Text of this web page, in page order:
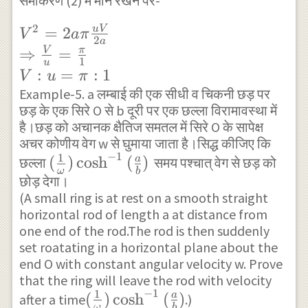
}\alpha
\Rightarrow
k=\frac {
uV }{ 2a }
{ V }^{ 2
}=2a\pi
\frac { uV }
{ 2a } \\
\Rightarrow
\frac { V }{
u } =\frac {
\pi }{ 1 } \\
V:u=\pi :1
V 2 = 2aπ 2a
uV
⇒ u
V = 1
π
V : u = π : 1
Example-5. a लम्बाई की एक सीधी व चिकनी छड़ पर
छड़ के एक सिरे O से b दूरी पर एक छल्ला विरामावस्था में
है।छड़ को अचानक क्षैतिज समतल में सिरे O के सापेक्ष
अचर कोणीय वेग w से घुमाया जाता है।सिद्ध कीजिए कि
छल्ला (\frac {
1 }{
\omega
}
)\cosh
^{ -1 }
{ (\frac
{ a }{ b
( ω
1 ) cosh−1 ( b
a ) समय पश्चात् वेग से छड़ को
छोड़ देगा।
(A small ring is at rest on a smooth straight
horizontal rod of length a at distance from
one end of the rod.The rod is then suddenly
set roatating in a horizontal plane about the
end O with constant angular velocity w. Prove
that the ring will leave the rod with velocity
after a time(\frac {
( 1 ) cosh−1 ( a ).)